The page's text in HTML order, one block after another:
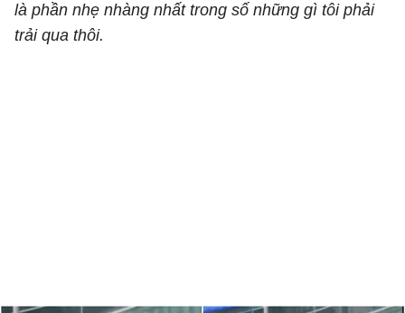
là phần nhẹ nhàng nhất trong số những gì tôi phải
trải qua thôi.